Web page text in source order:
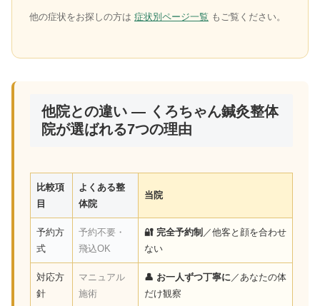
他の症状をお探しの方は 症状別ページ一覧 もご覧ください。
他院との違い — くろちゃん鍼灸整体
院が選ばれる7つの理由
比較項
目
よくある整
体院
当院
予約方
式
予約不要・
飛込OK
🔐 完全予約制 ／他客と顔を合わせ
ない
対応方
針
マニュアル
施術
👤 お一人ずつ丁寧に ／あなたの体
だけ観察